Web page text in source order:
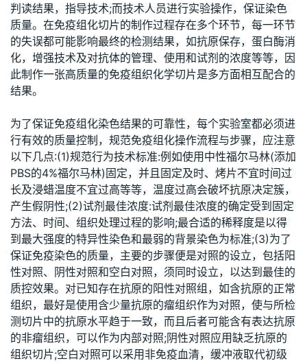
判读结果，指导技术;而技术人员进行实验操作，保证染色
质量。在免疫组化切片的制作过程存在多个环节，每一环节
的失误都可能影响最终的检测结果，如抗原保存，蛋白酶消
化，增强技术及对抗体的管理、使用和试剂的浓度等等，因
此制作一张高质量的免疫组织化学切片是多方面相互配合的
结果。
为了保证免疫组化染色结果的可靠性，每个实验室都必须进
行有效的质量控制，规范免疫组化操作流程与步骤，应注意
以下几点:(1)规范行为技术标准:例如使用中性福尔马林(添加
PBS的4%福尔马林)固定，并且固定及时、烤片不宜时间过
长及浸蜡温度不宜过高等等，温度过高会破坏抗原决定簇，
产生假阴性;(2)试剂最佳浓度:试剂最佳浓度的确定受到固定
方法、时间、组织处理过程的影响;最合适的稀释度是以得
到最大强度的特异性染色和最弱的背景染色为标准;(3)为了
保证免疫染色的质量，主要的步骤便是对照的设立，包括阳
性对照、阴性对照和空白对照，须同时设立，以达到最佳的
质控效果。对已知存在抗原的阳性对照组，如含抗原的正常
组织，最好是使用含少量抗原的瘤组织作为对照，使与所检
测切片中的抗原水平趋于一致，而且后者可能含有表达抗原
的非瘤组织，可以作为内部对照;阴性对照应用缺乏抗原的
组织切片;空白对照可以采用非免疫血清，缓冲液取代初级